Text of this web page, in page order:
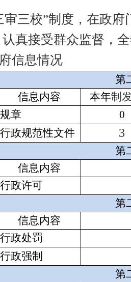
审三校”制度，在政
真接受群众监督，
信息情况
第
信息内容
本年制
规章
0
行政规范性文件 3
第
信息内容
行政许可
第
信息内容
行政处罚
行政强制
第